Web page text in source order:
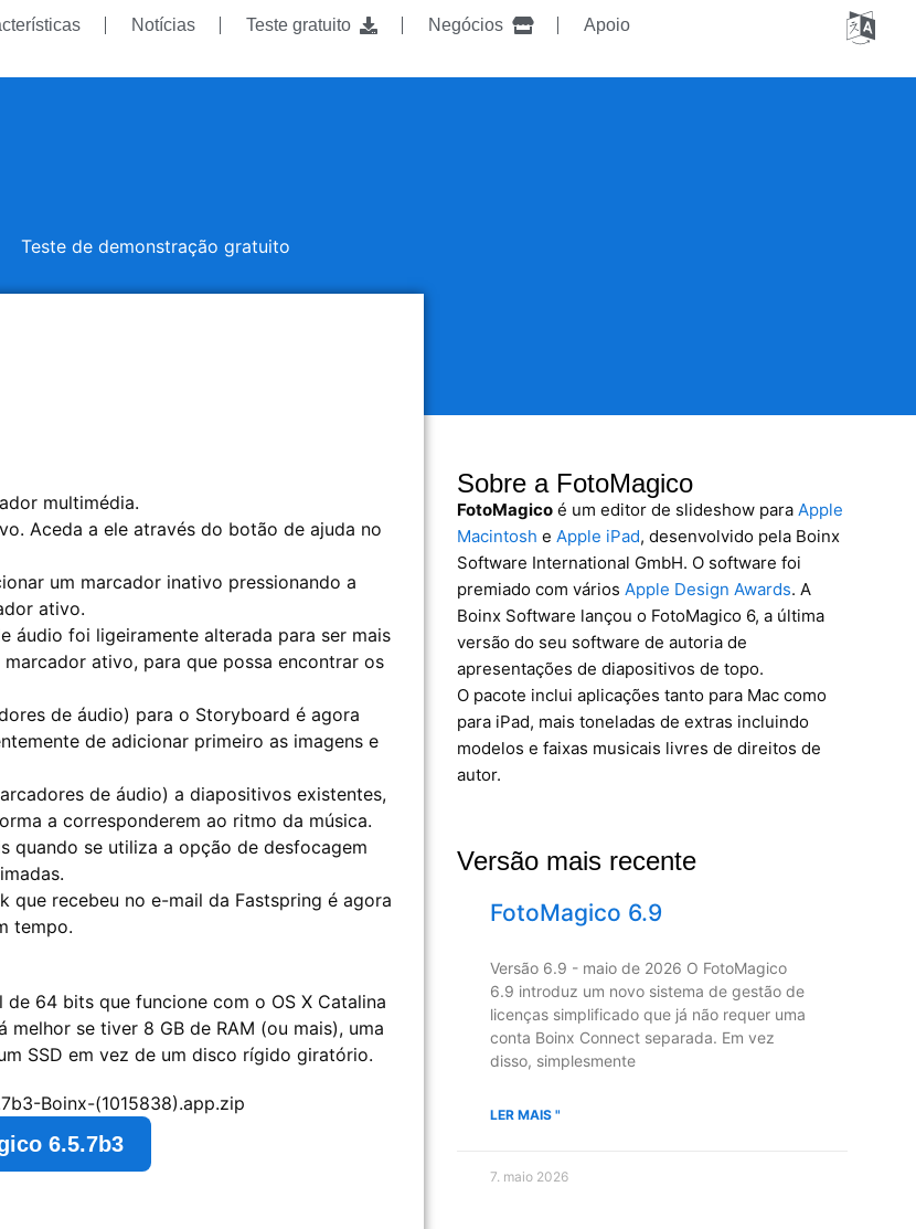
Notícias Teste gratuito Negócios Apoio
Teste de demonstração gratuito
multimédia.
Aceda a ele através do botão de ajuda no
um marcador inativo pressionando a
ativo.
áudio foi ligeiramente alterada para ser mais
ativo, para que possa encontrar os
de áudio) para o Storyboard é agora
de adicionar primeiro as imagens e
de áudio) a diapositivos existentes,
a corresponderem ao ritmo da música.
quando se utiliza a opção de desfocagem
que recebeu no e-mail da Fastspring é agora
tempo.
64 bits que funcione com o OS X Catalina
melhor se tiver 8 GB de RAM (ou mais), uma
SSD em vez de um disco rígido giratório.
Boinx-(1015838).app.zip
6.5.7b3
Sobre a FotoMagico
FotoMagico é um editor de slideshow paraApple
Macintosh eApple iPad, desenvolvido pela Boinx
Software International GmbH. O software foi
premiado com váriosApple Design Awards. A
Boinx Software lançou o FotoMagico 6, a última
versão do seu software de autoria de
apresentações de diapositivos de topo.
O pacote inclui aplicações tanto para Mac como
para iPad, mais toneladas de extras incluindo
modelos e faixas musicais livres de direitos de
autor.
Versão mais recente
FotoMagico 6.9
Versão 6.9 - maio de 2026 O FotoMagico
6.9 introduz um novo sistema de gestão de
licenças simplificado que já não requer uma
conta Boinx Connect separada. Em vez
disso, simplesmente
LER MAIS "
7. maio 2026